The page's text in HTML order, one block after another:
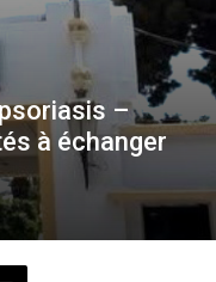
–
à échanger